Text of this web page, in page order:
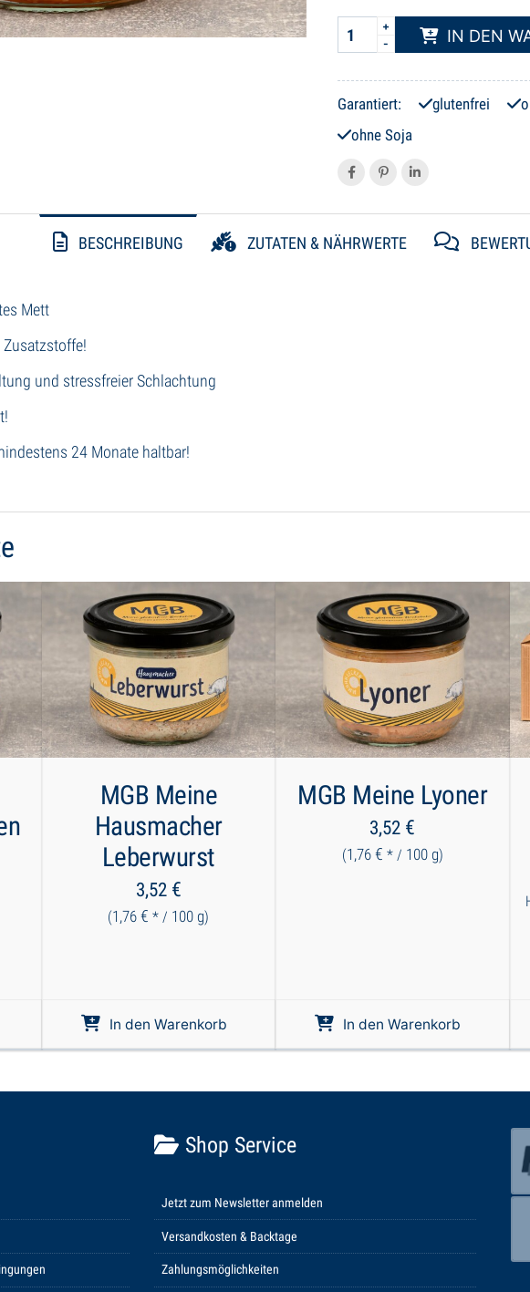
IN DEN
Garantiert: glutenfrei
ohne Soja
BESCHREIBUNG ZUTATEN & NÄHRWERTE
Mett
und stressfreier Schlachtung
24 Monate haltbar!
MGB Meine
Hausmacher
Leberwurst
3,52 €
(1,76€ * / 100 g)
In den Warenkorb
MGB Meine Lyoner
3,52 €
(1,76 € * / 100 g)
In den Warenkorb
Shop Service
Jetzt zum Newsletter anmelden
Versandkosten & Backtage
Zahlungsmöglichkeiten